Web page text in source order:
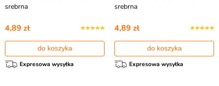
srebrna
4,89 zł
do koszyka
Expresowa wysyłka
srebrna
4,89 zł
do koszyka
Expresowa wysyłka